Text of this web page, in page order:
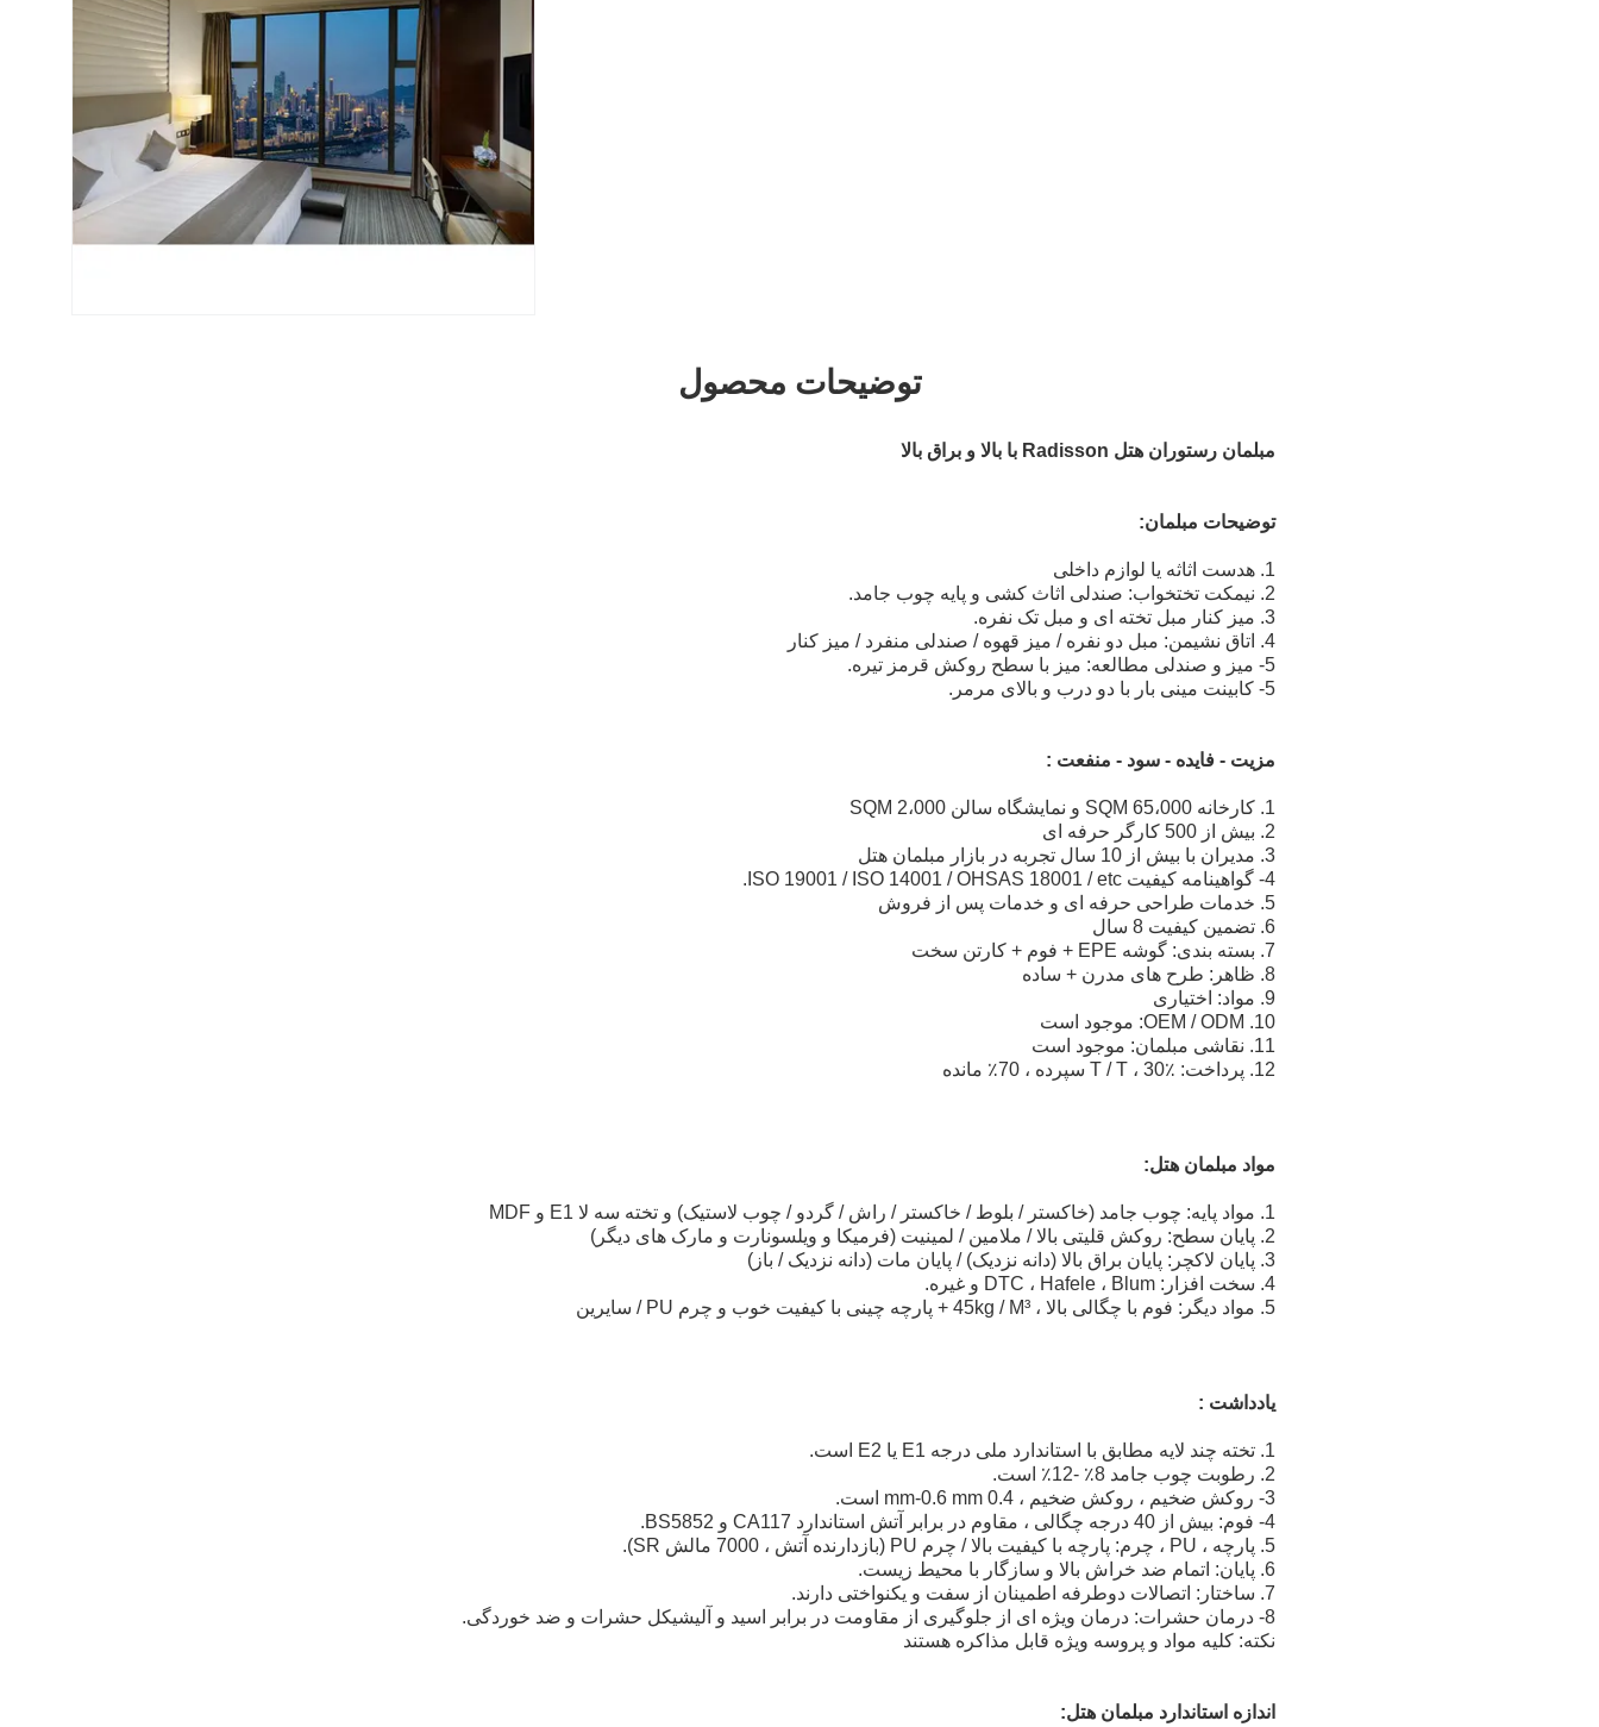
توضیحات محصول
مبلمان رستوران هتل Radisson با بالا و براق بالا
توضیحات مبلمان:
1. هدست اثاثه یا لوازم داخلی
2. نیمکت تختخواب: صندلی اثاث کشی و پایه چوب جامد.
3. میز کنار مبل تخته ای و مبل تک نفره.
4. اتاق نشیمن: مبل دو نفره / میز قهوه / صندلی منفرد / میز کنار
5- میز و صندلی مطالعه: میز با سطح روکش قرمز تیره.
5- کابینت مینی بار با دو درب و بالای مرمر.
مزیت - فایده - سود - منفعت :
1. کارخانه 65،000 SQM و نمایشگاه سالن 2،000 SQM
2. بیش از 500 کارگر حرفه ای
3. مدیران با بیش از 10 سال تجربه در بازار مبلمان هتل
4- گواهینامه کیفیت ISO 19001 / ISO 14001 / OHSAS 18001 / etc.
5. خدمات طراحی حرفه ای و خدمات پس از فروش
6. تضمین کیفیت 8 سال
7. بسته بندی: گوشه EPE + فوم + کارتن سخت
8. ظاهر: طرح های مدرن + ساده
9. مواد: اختیاری
10. OEM / ODM: موجود است
11. نقاشی مبلمان: موجود است
12. پرداخت: T / T ، 30٪ سپرده ، 70٪ مانده
مواد مبلمان هتل:
1. مواد پایه: چوب جامد (خاکستر / بلوط / خاکستر / راش / گردو / چوب لاستیک) و تخته سه لا E1 و MDF
2. پایان سطح: روکش قلیتی بالا / ملامین / لمینیت (فرمیکا و ویلسونارت و مارک های دیگر)
3. پایان لاکچر: پایان براق بالا (دانه نزدیک) / پایان مات (دانه نزدیک / باز)
4. سخت افزار: DTC ، Hafele ، Blum و غیره.
5. مواد دیگر: فوم با چگالی بالا ، 45kg / M³ + پارچه چینی با کیفیت خوب و چرم PU / سایرین
یادداشت :
1. تخته چند لایه مطابق با استاندارد ملی درجه E1 یا E2 است.
2. رطوبت چوب جامد 8٪ -12٪ است.
3- روکش ضخیم ، روکش ضخیم ، 0.4 mm-0.6 mm است.
4- فوم: بیش از 40 درجه چگالی ، مقاوم در برابر آتش استاندارد CA117 و BS5852.
5. پارچه ، PU ، چرم: پارچه با کیفیت بالا / چرم PU (بازدارنده آتش ، 7000 مالش SR).
6. پایان: اتمام ضد خراش بالا و سازگار با محیط زیست.
7. ساختار: اتصالات دوطرفه اطمینان از سفت و یکنواختی دارند.
8- درمان حشرات: درمان ویژه ای از جلوگیری از مقاومت در برابر اسید و آلیشیکل حشرات و ضد خوردگی.
نکته: کلیه مواد و پروسه ویژه قابل مذاکره هستند
اندازه استاندارد مبلمان هتل: